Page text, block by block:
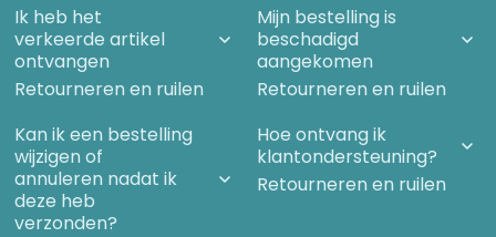
Ik heb het
verkeerde artikel
ontvangen
Retourneren en ruilen
Mijn bestelling is
beschadigd
aangekomen
Retourneren en ruilen
Kan ik een bestelling
wijzigen of
annuleren nadat ik
deze heb
verzonden?
Hoe ontvang ik
klantondersteuning?
Retourneren en ruilen